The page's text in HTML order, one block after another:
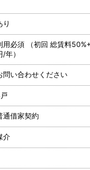
り
用必須 （初回 総賃料
/年）
問い合わせください
通借家契約
介